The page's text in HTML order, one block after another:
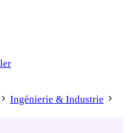
Ingénierie & Industrie